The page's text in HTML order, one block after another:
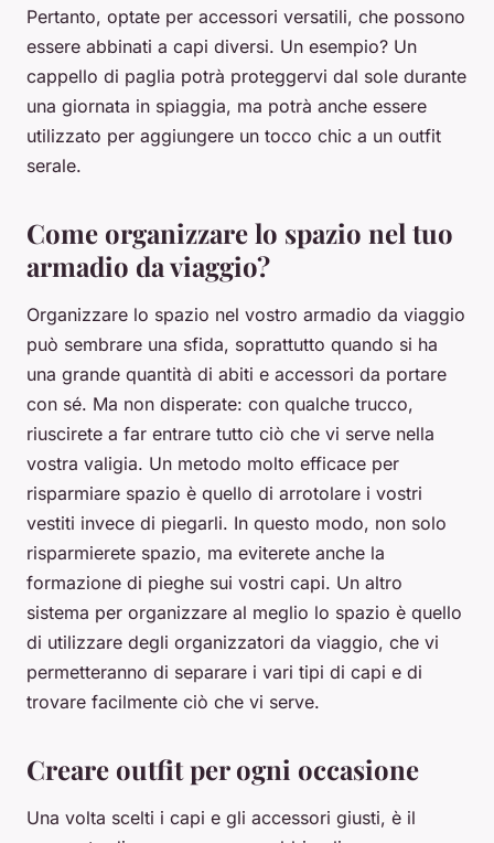
Pertanto, optate per accessori versatili, che possono
essere abbinati a capi diversi. Un esempio? Un
cappello di paglia potrà proteggervi dal sole durante
una giornata in spiaggia, ma potrà anche essere
utilizzato per aggiungere un tocco chic a un outfit
serale.
Come organizzare lo spazio nel tuo
armadio da viaggio?
Organizzare lo spazio nel vostro armadio da viaggio
può sembrare una sfida, soprattutto quando si ha
una grande quantità di abiti e accessori da portare
con sé. Ma non disperate: con qualche trucco,
riuscirete a far entrare tutto ciò che vi serve nella
vostra valigia. Un metodo molto efficace per
risparmiare spazio è quello di arrotolare i vostri
vestiti invece di piegarli. In questo modo, non solo
risparmierete spazio, ma eviterete anche la
formazione di pieghe sui vostri capi. Un altro
sistema per organizzare al meglio lo spazio è quello
di utilizzare degli organizzatori da viaggio, che vi
permetteranno di separare i vari tipi di capi e di
trovare facilmente ciò che vi serve.
Creare outfit per ogni occasione
Una volta scelti i capi e gli accessori giusti, è il